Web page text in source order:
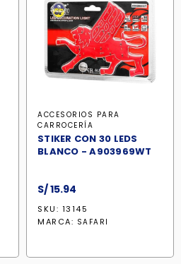
ACCESORIOS PARA
CARROCERÍA
STIKER CON 30 LEDS
BLANCO - A903969WT
S/15.94
SKU: 13145
MARCA: SAFARI